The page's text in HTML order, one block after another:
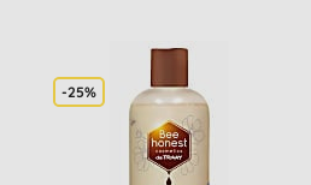
-25%